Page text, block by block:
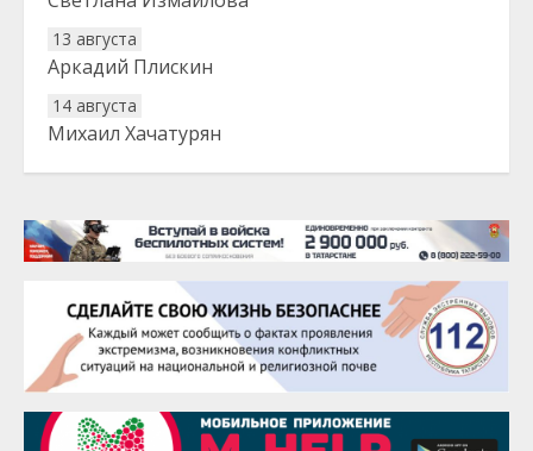
13 августа
Аркадий Плискин
14 августа
Михаил Хачатурян
20 августа
22 августа
Евгений Ефимов
25 августа
Сэсэгма Бубеева
28 августа
Чингиз Мустафаев
29 августа